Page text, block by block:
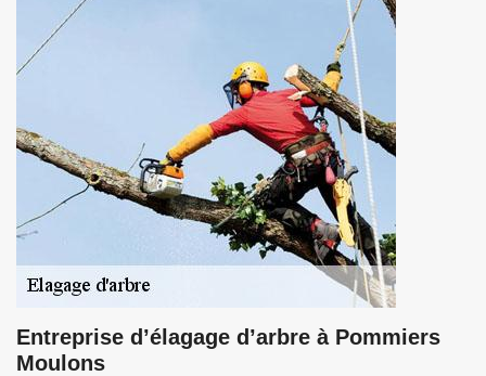
Entreprise d’élagage d’arbre à Pommiers
Moulons